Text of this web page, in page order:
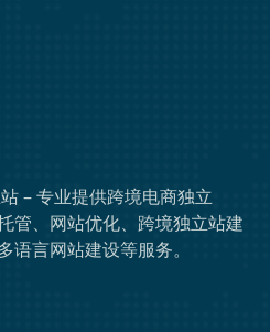
– 专业提供跨境电商独立
管、网站优化、跨境独立站建
言网站建设等服务。